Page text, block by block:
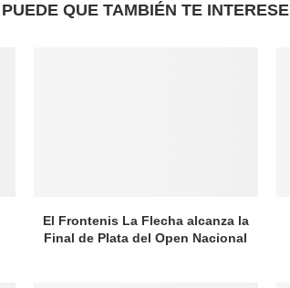
PUEDE QUE TAMBIÉN TE INTERESE
El Frontenis La Flecha alcanza la
Final de Plata del Open Nacional